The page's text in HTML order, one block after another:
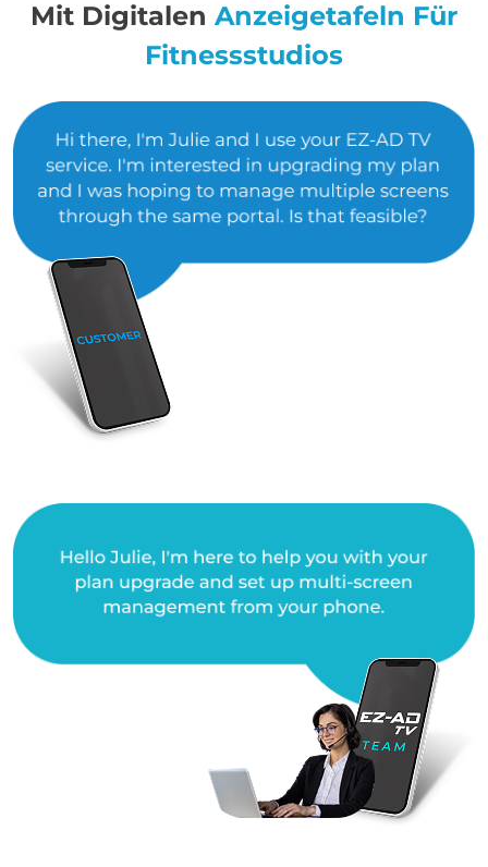
Mit Digitalen Anzeigetafeln Für
Fitnessstudios